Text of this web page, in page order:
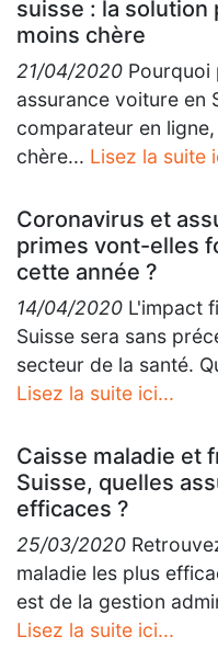
suisse : la solution
moins chère
21/04/2020
assurance voiture en
comparateur en
chère... Lisez la suite
Coronavirus et
primes vont-elles
cette année ?
14/04/2020 L'impact
Suisse sera sans
secteur de la santé.
Lisez la suite ici...
Caisse maladie et
Suisse, quelles
efficaces ?
25/03/2020
maladie les plus
est de la gestion
Lisez la suite ici...